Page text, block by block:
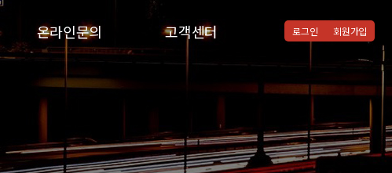
온라인문의
온라인문의
고객센터
통합검색
자주하시는질문
로그인 회원가입